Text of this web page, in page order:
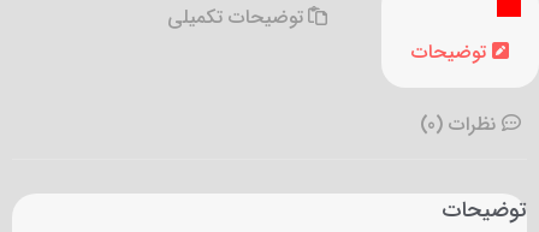
توضیحات
توضیحات تکمیلی
نظرات (0)
توضیحات